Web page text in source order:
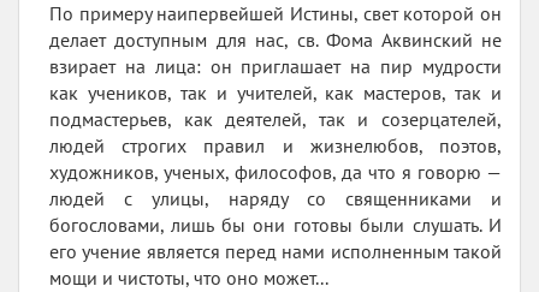
По примеру наипервейшей Истины, свет которой он
делает доступным для нас, св. Фома Аквинский не
взирает на лица: он приглашает на пир мудрости
как учеников, так и учителей, как мастеров, так и
подмастерьев, как деятелей, так и созерцателей,
людей строгих правил и жизнелюбов, поэтов,
художников, ученых, философов, да что я говорю —
людей с улицы, наряду со священниками и
богословами, лишь бы они готовы были слушать. И
его учение является перед нами исполненным такой
мощи и чистоты, что оно может...